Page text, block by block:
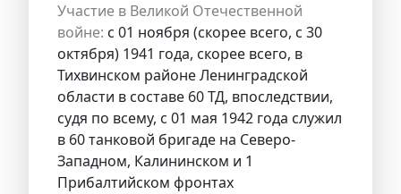
Участие в Великой Отечественной
войне: с 01 ноября (скорее всего, с 30
октября) 1941 года, скорее всего, в
Тихвинском районе Ленинградской
области в составе 60 ТД, впоследствии,
судя по всему, с 01 мая 1942 года служил
в 60 танковой бригаде на Северо-
Западном, Калининском и 1
Прибалтийском фронтах